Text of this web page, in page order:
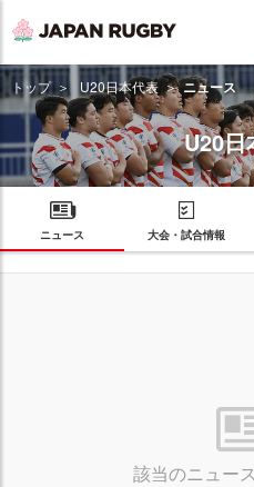
トップ U20日本代表 ニュース
U20日
ニュース 大会・試合情報
該当のニュー